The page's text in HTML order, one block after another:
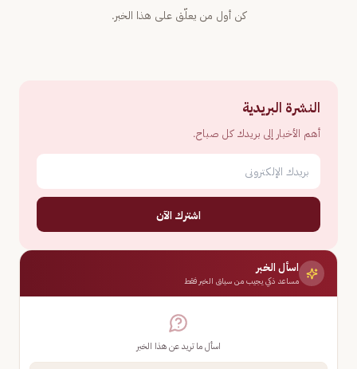
كن أول من يعلّق على هذا الخبر.
النشرة البريدية
أهم الأخبار إلى بريدك كل صباح.
اشترك الآن
اسأل الخبر
مساعد ذكي يجيب من سياق الخبر فقط
اسأل ما تريد عن هذا الخبر